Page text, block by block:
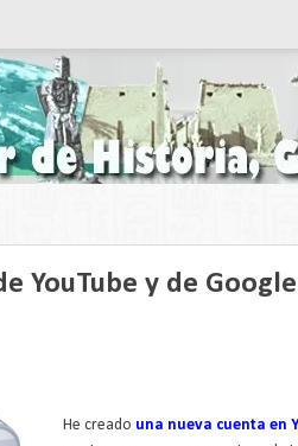
YouTube y de
He creado una nueva cuenta en